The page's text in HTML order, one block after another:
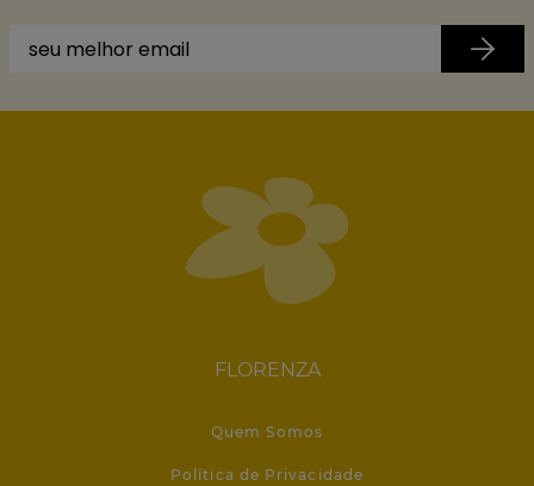
FLORENZA
Quem Somos
Política de Privacidade